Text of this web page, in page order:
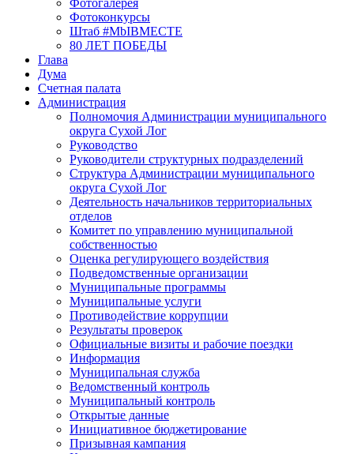
Фотогалерея
Фотоконкурсы
Штаб #MbIBMECTE
80 ЛЕТ ПОБЕДЫ
Глава
Дума
Счетная палата
Администрация
Полномочия Администрации муниципального
округа Сухой Лог
Руководство
Руководители структурных подразделений
Структура Администрации муниципального
округа Сухой Лог
Деятельность начальников территориальных
отделов
Комитет по управлению муниципальной
собственностью
Оценка регулирующего воздействия
Подведомственные организации
Муниципальные программы
Муниципальные услуги
Противодействие коррупции
Результаты проверок
Официальные визиты и рабочие поездки
Информация
Муниципальная служба
Ведомственный контроль
Муниципальный контроль
Открытые данные
Инициативное бюджетирование
Призывная кампания